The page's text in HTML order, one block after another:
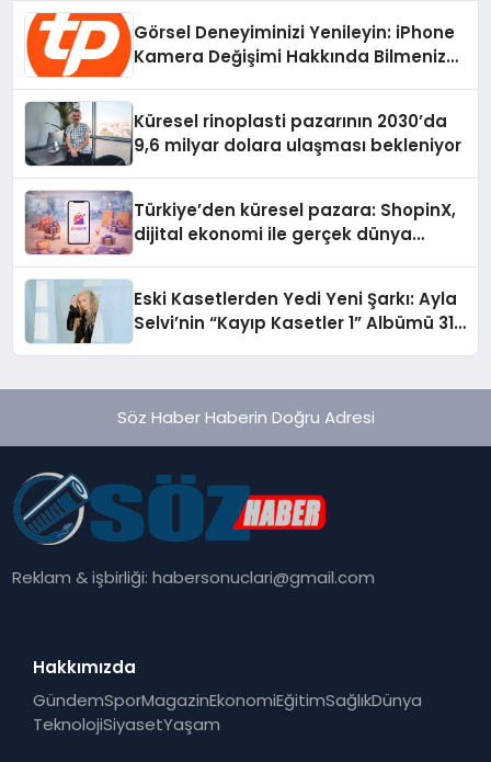
Görsel Deneyiminizi Yenileyin: iPhone
Kamera Değişimi Hakkında Bilmeniz
Küresel rinoplasti pazarının 2030’da
9,6 milyar dolara ulaşması bekleniyor
Türkiye’den küresel pazara: ShopinX,
dijital ekonomi ile gerçek dünya
Eski Kasetlerden Yedi Yeni Şarkı: Ayla
Selvi’nin “Kayıp Kasetler 1” Albümü 31
Söz Haber Haberin Doğru Adresi
Reklam & işbirliği:habersonuclari@gmail.com
Hakkımızda
GündemSporMagazinEkonomiEğitimSağlıkDünya
TeknolojiSiyasetYaşam